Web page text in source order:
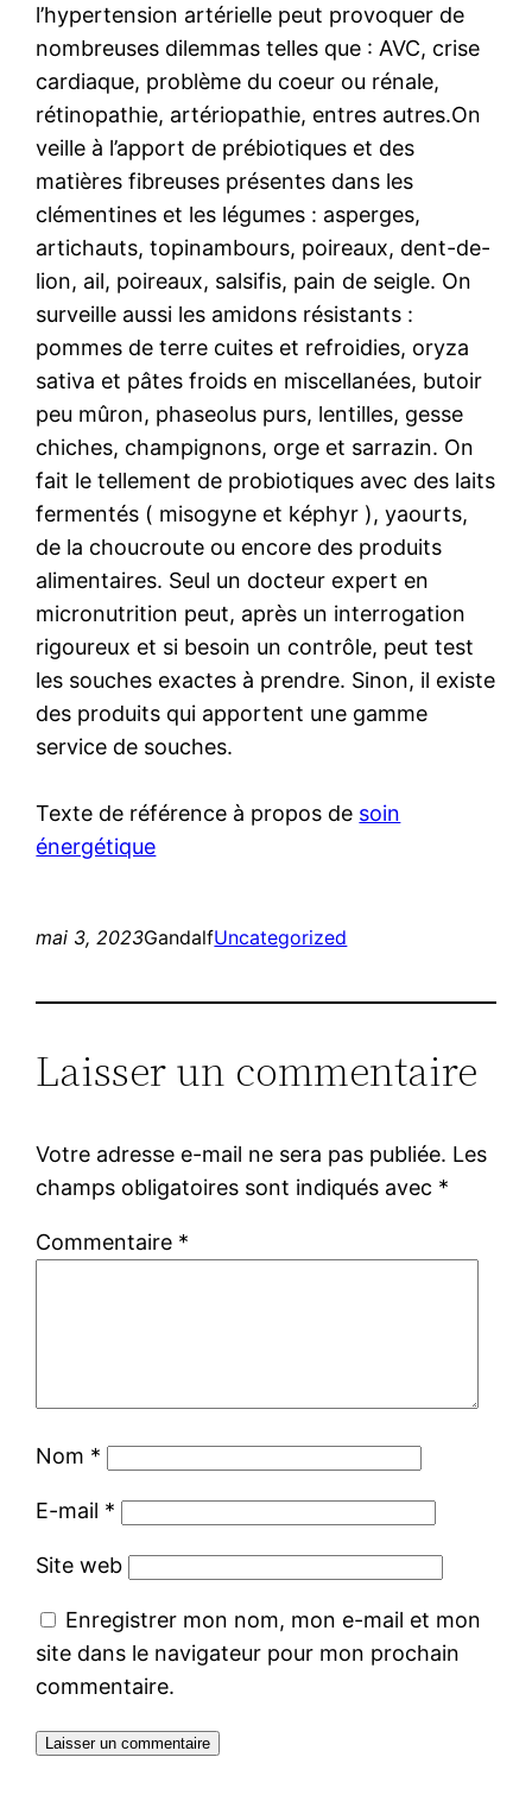
l’hypertension artérielle peut provoquer de
nombreuses dilemmas telles que : AVC, crise
cardiaque, problème du coeur ou rénale,
rétinopathie, artériopathie, entres autres.On
veille à l’apport de prébiotiques et des
matières fibreuses présentes dans les
clémentines et les légumes : asperges,
artichauts, topinambours, poireaux, dent-de-
lion, ail, poireaux, salsifis, pain de seigle. On
surveille aussi les amidons résistants :
pommes de terre cuites et refroidies, oryza
sativa et pâtes froids en miscellanées, butoir
peu mûron, phaseolus purs, lentilles, gesse
chiches, champignons, orge et sarrazin. On
fait le tellement de probiotiques avec des laits
fermentés ( misogyne et képhyr ), yaourts,
de la choucroute ou encore des produits
alimentaires. Seul un docteur expert en
micronutrition peut, après un interrogation
rigoureux et si besoin un contrôle, peut test
les souches exactes à prendre. Sinon, il existe
des produits qui apportent une gamme
service de souches.
Texte de référence à propos de soin
énergétique
mai 3, 2023GandalfUncategorized
Laisser un commentaire
Votre adresse e-mail ne sera pas publiée. Les
champs obligatoires sont indiqués avec *
Commentaire *
Nom *
E-mail *
Site web
Enregistrer mon nom, mon e-mail et mon
site dans le navigateur pour mon prochain
commentaire.